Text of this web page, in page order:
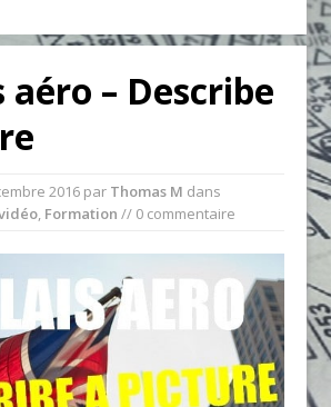
aéro – Describe
2016 par Thomas M dans
, Formation // 0 commentaire